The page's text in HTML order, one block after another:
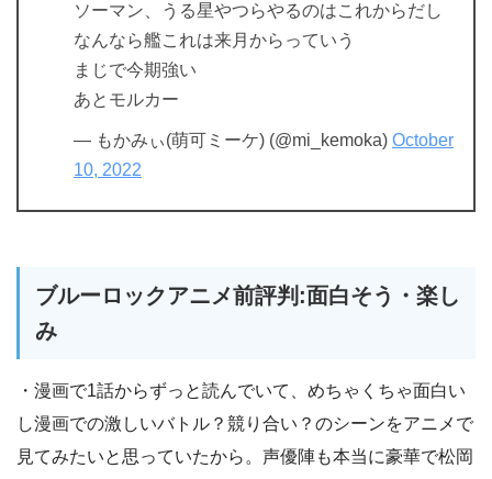
ソーマン、うる星やつらやるのはこれからだし
なんなら艦これは来月からっていう
まじで今期強い
あとモルカー
— もかみぃ(萌可ミーケ) (@mi_kemoka) October
10, 2022
ブルーロックアニメ前評判:面白そう・楽し
み
・漫画で1話からずっと読んでいて、めちゃくちゃ面白い
し漫画での激しいバトル？競り合い？のシーンをアニメで
見てみたいと思っていたから。声優陣も本当に豪華で松岡